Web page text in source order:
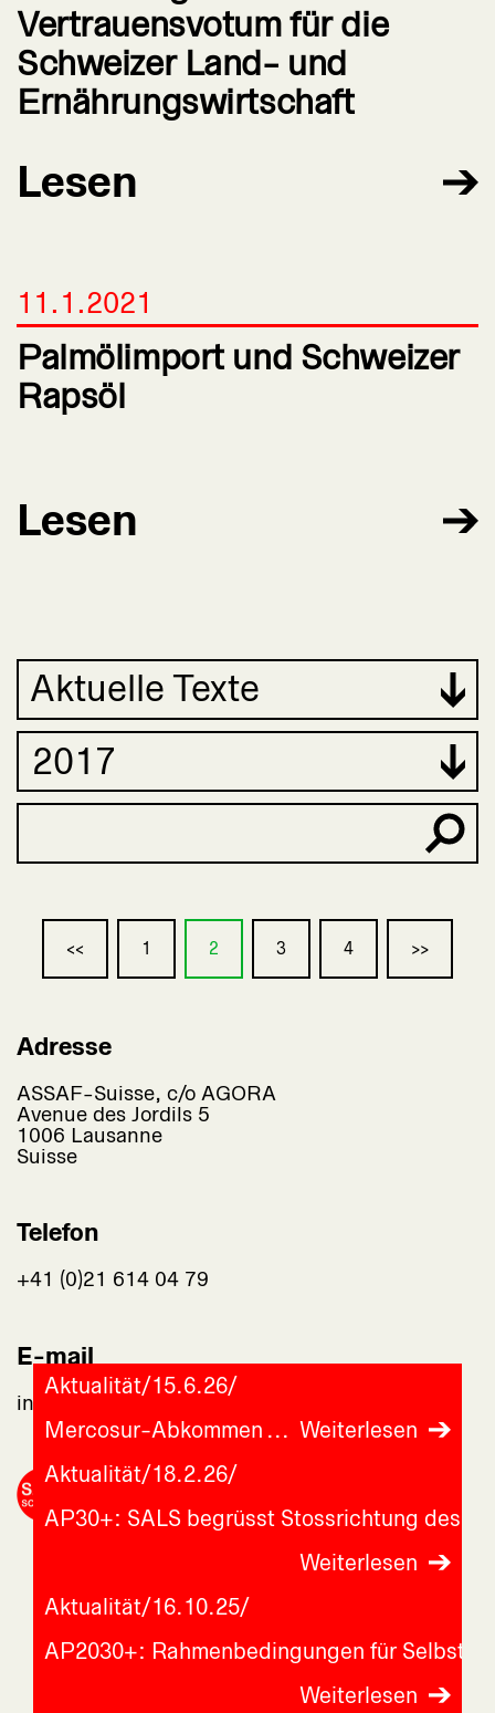
Vertrauensvotum für die
Schweizer Land- und
Ernährungswirtschaft
Lesen
11.1.2021
Palmölimport und Schweizer
Rapsöl
Lesen
Aktuelle Texte
<< 1 2 3 4 >>
Aktualität/15.6.26/
Mercosur-Abkommen
Weiterlesen
Aktualität/18.2.26/
AP30+: SALS begrüsst Stossrichtung des Bu
Weiterlesen
Aktualität/16.10.25/
AP2030+: Rahmenbedingungen für
Weiterlesen
Adresse
ASSAF-Suisse, c/o AGORA
Avenue des Jordils 5
1006 Lausanne
Suisse
Telefon
+41 (0)21 614 04 79
E-mail
info@assaf-suisse.ch